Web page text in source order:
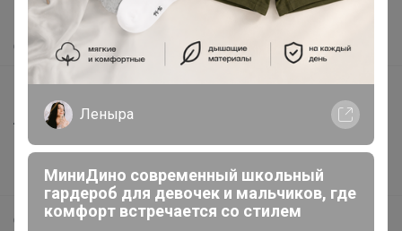
Помощь
О нас
Анонсы
Новости
Поддержка альпак
Самое выгодное
Леныра
МиниДино современный школьный
гардероб для девочек и мальчиков, где
комфорт встречается со стилем